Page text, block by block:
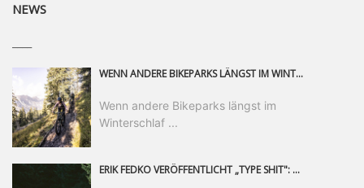
NEWS
WENN ANDERE BIKEPARKS LÄNGST IM WINTERSCHLAF SIND, IST MAN IN SAALFELDEN LEOGANG IMMER NOCH AM MOUNTAINBIKEN. IST DER HERBST DIE SCHÖNSTE ZEIT DES JAHRES? AUF DEN TRAILS RUND UM SAALFELDEN LEOGANG UND IM EPIC BIKEPARK LEOGANG IST ER DAS AUF JEDEN FALL – UND DIE GEFÜHLT DIE LÄNGSTE NOCH DAZU. NOCH BIS MINDESTENS 8. NOVEMBER STEHT DAS PINZGAUER MOUNTAINBIKE-PARADIES ALLEN RIDERN OFFEN, DIE EINFACH NICHT GENUG KRIEGEN KÖNNEN. DABEI HÄLT DIE GOLDENE JAHRESZEIT IN SAALFELDEN LEOGANG WEIT MEHR ALS LINES, TRAILS UND HERBSTPANORAMEN BEREIT: MIT DEM BIKE FESTIVAL, VERSCHIEDENEN LADIES SHRED EVENTS UND EINEM DIE GESAMTE SAISON ANDAUERNDEN PHOTO CONTEST ZUM 25-JÄHRIGEN BIKEPARK-JUBILÄUM GIBT ES RUND UM ÖSTERREICHS ÄLTESTEN BIKEPARK EINIGES ZU ERLEBEN.
Wenn andere Bikeparks längst im
Winterschlaf ...
ERIK FEDKO VERÖFFENTLICHT „TYPE SHIT": EINEN 23-MINÜTIGEN MOUNTAINBIKE-FILM, ÜBER DREI JAHRE RUND UM DIE WELT GEDREHT. ZEITGLEICH LAUNCHT ER DIE GLEICHNAMIGE KOLLEKTION SEINER BRAND TYPE. EIN SEGMENT DES FILMS ERSCHEINT SEPARAT AUF RED BULL BIKE.